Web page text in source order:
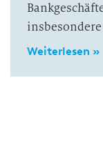
Weiterlesen »